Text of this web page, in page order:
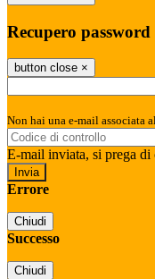
Recupero password
button close ×
Non hai una e-mail associata
E-mail inviata, si prega di
Errore
Chiudi
Successo
Chiudi